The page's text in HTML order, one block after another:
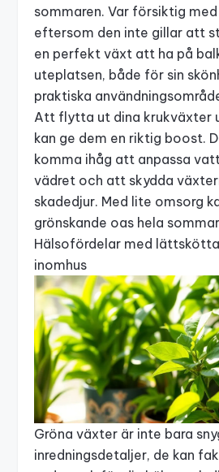
sommaren. Var försiktig
eftersom den inte gillar att
en perfekt växt att ha på
uteplatsen, både för sin
praktiska
Att flytta ut dina krukväxter
kan ge dem en riktig boost.
komma ihåg att anpassa
vädret och att skydda
skadedjur. Med lite omsorg
grönskande oas hela
Hälsofördelar med
inomhus
Gröna växter är inte bara
inredningsdetaljer, de kan